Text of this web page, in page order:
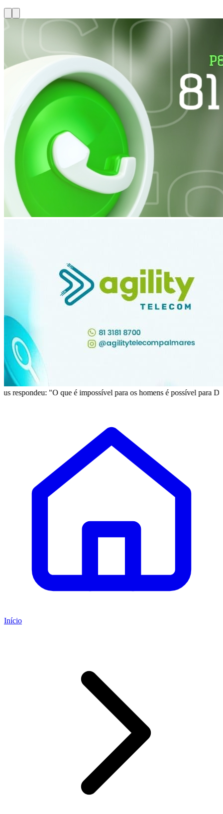
"O que é impossível para os homens é possível para Deus". Lucas
Início